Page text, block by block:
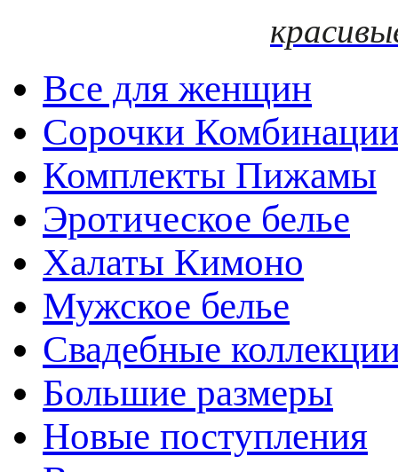
Все для женщин
Сорочки
Комплекты Пижамы
Эротическое белье
Халаты Кимоно
Мужское белье
Свадебные
Большие размеры
Новые поступления